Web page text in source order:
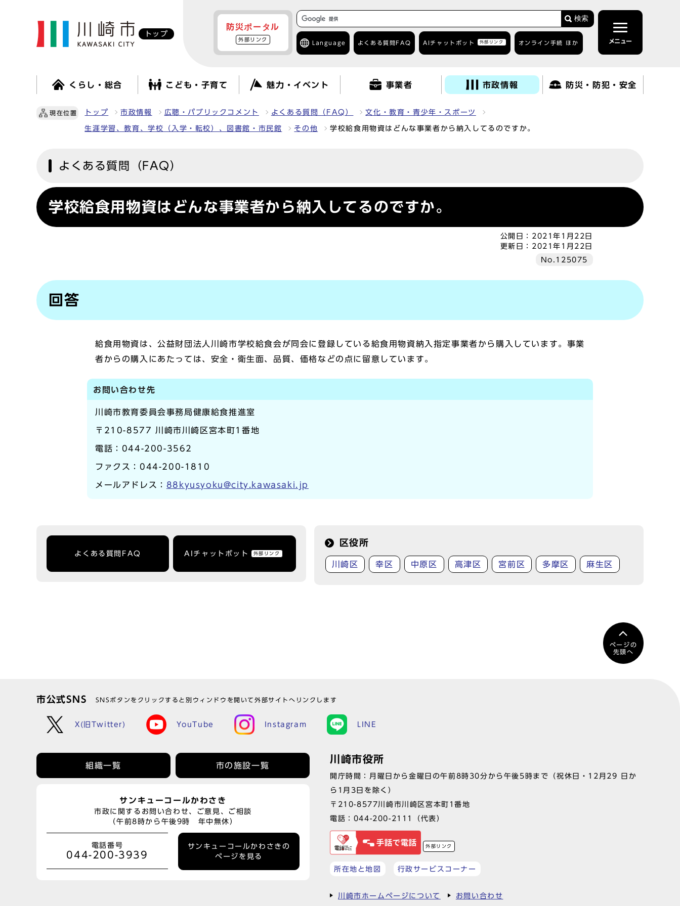
トップ
防災ポータル
外部リンク
検索
Language よくある質問 FAQ AIチャットボット 外部リンク オンライン手続 ほか メニュー
くらし・総合 こども・子育て 魅力・イベント 事業者 市政情報 防災・防犯・安全
現在位置 トップ 市政情報 広聴・パブリックコメント よくある質問（FAQ） 文化・教育・青少年・スポーツ
生涯学習、教育、学校（入学・転校）、図書館・市民館 その他 学校給食用物資はどんな事業者から納入してるのですか。
よくある質問（FAQ）
学校給食用物資はどんな事業者から納入してるのですか。
公開日： 2021年1月22日
更新日： 2021年1月22日
No.125075
回答
給食用物資は、公益財団法人川崎市学校給食会が同会に登録している給食用物資納入指定事業者から購入しています。事業
者からの購入にあたっては、安全・衛生面、品質、価格などの点に留意しています。
お問い合わせ先
川崎市教育委員会事務局健康給食推進室
〒210-8577 川崎市川崎区宮本町1番地
電話：044-200-3562
ファクス：044-200-1810
メールアドレス： 88kyusyoku@city.kawasaki.jp
よくある質問FAQ AIチャットボット 外部リンク
区役所
川崎区 幸区 中原区 高津区 宮前区 多摩区 麻生区
ページの
先頭へ
市公式SNS SNSボタンをクリックすると別ウィンドウを開いて外部サイトへリンクします
X(旧Twitter) YouTube Instagram LINE
組織一覧 市の施設一覧
サンキューコールかわさき
市政に関するお問い合わせ、ご意見、ご相談
（午前8時から午後9時 年中無休）
電話番号
044-200-3939
サンキューコールかわさきの
ページを見る
川崎市役所
開庁時間：月曜日から金曜日の午前8時30分から午後5時まで（祝休日・12月29 日か
ら1月3日を除く）
〒210-8577川崎市川崎区宮本町1番地
電話： 044-200-2111 （代表）
外部リンク
所在地と地図 行政サービスコーナー
川崎市ホームページについて お問い合わせ